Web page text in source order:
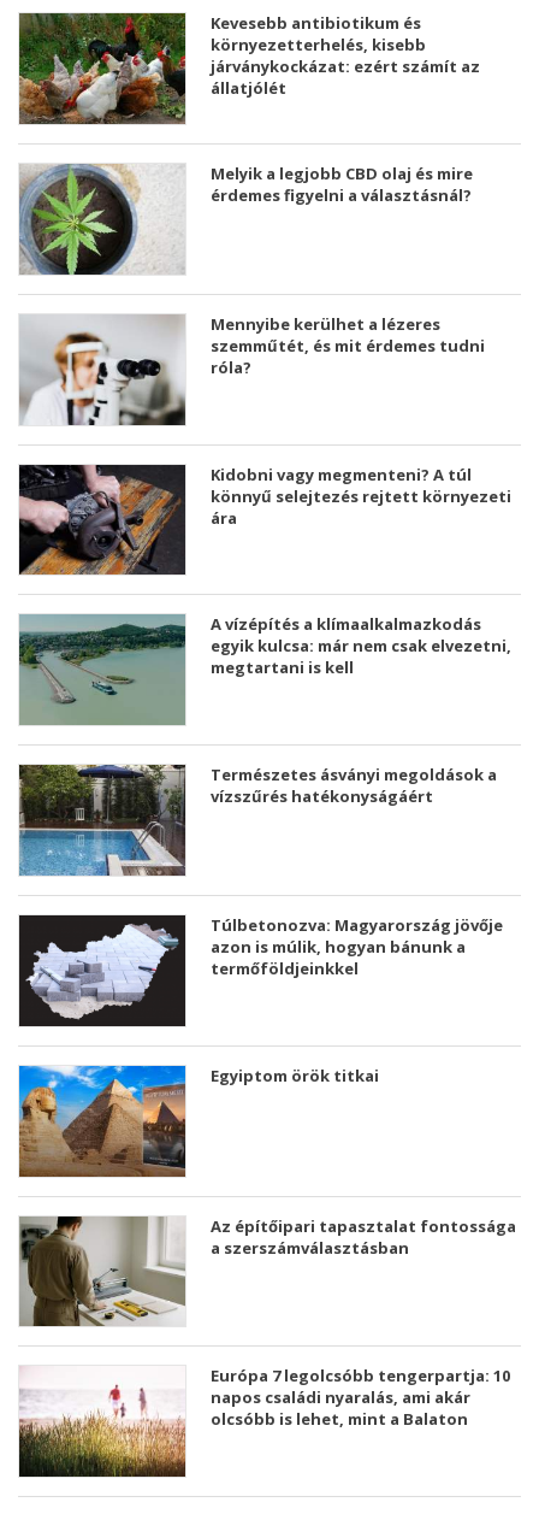
Kevesebb antibiotikum és
környezetterhelés, kisebb
járványkockázat: ezért számít az
állatjólét
Melyik a legjobb CBD olaj és mire
érdemes figyelni a választásnál?
Mennyibe kerülhet a lézeres
szemműtét, és mit érdemes tudni
róla?
Kidobni vagy megmenteni? A túl
könnyű selejtezés rejtett környezeti
ára
A vízépítés a klímaalkalmazkodás
egyik kulcsa: már nem csak elvezetni,
megtartani is kell
Természetes ásványi megoldások a
vízszűrés hatékonyságáért
Túlbetonozva: Magyarország jövője
azon is múlik, hogyan bánunk a
termőföldjeinkkel
Egyiptom örök titkai
Az építőipari tapasztalat fontossága
a szerszámválasztásban
Európa 7 legolcsóbb tengerpartja: 10
napos családi nyaralás, ami akár
olcsóbb is lehet, mint a Balaton